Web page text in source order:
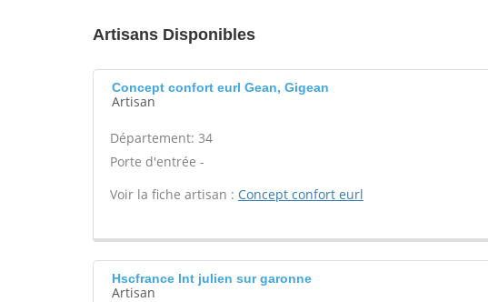
Artisans Disponibles
Concept confort eurl Gean, Gigean
Artisan
Département: 34
Porte d'entrée -
Voir la fiche artisan : Concept confort eurl
Hscfrance Int julien sur garonne
Artisan